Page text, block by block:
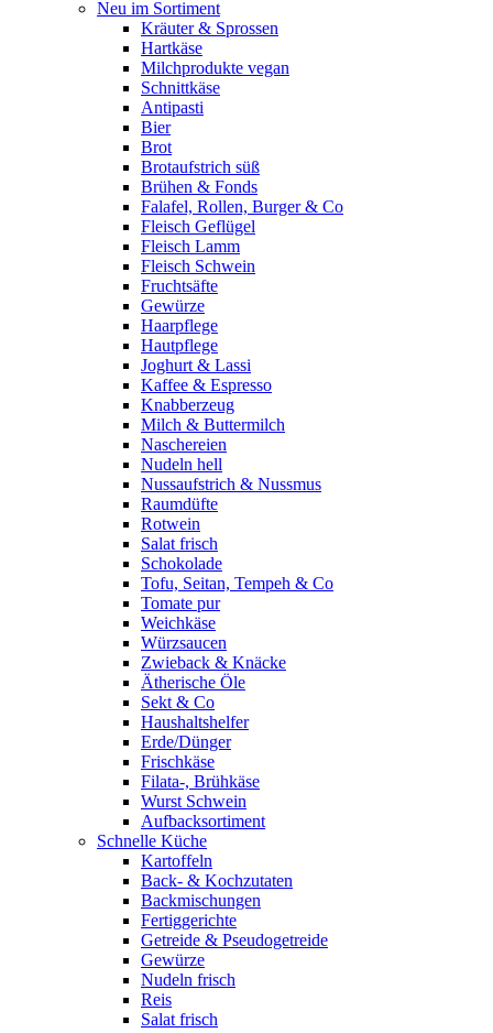
Neu im Sortiment
Kräuter & Sprossen
Hartkäse
Milchprodukte vegan
Schnittkäse
Antipasti
Bier
Brot
Brotaufstrich süß
Brühen & Fonds
Falafel, Rollen, Burger & Co
Fleisch Geflügel
Fleisch Lamm
Fleisch Schwein
Fruchtsäfte
Gewürze
Haarpflege
Hautpflege
Joghurt & Lassi
Kaffee & Espresso
Knabberzeug
Milch & Buttermilch
Naschereien
Nudeln hell
Nussaufstrich & Nussmus
Raumdüfte
Rotwein
Salat frisch
Schokolade
Tofu, Seitan, Tempeh & Co
Tomate pur
Weichkäse
Würzsaucen
Zwieback & Knäcke
Ätherische Öle
Sekt & Co
Haushaltshelfer
Erde/Dünger
Frischkäse
Filata-, Brühkäse
Wurst Schwein
Aufbacksortiment
Schnelle Küche
Kartoffeln
Back- & Kochzutaten
Backmischungen
Fertiggerichte
Getreide & Pseudogetreide
Gewürze
Nudeln frisch
Reis
Salat frisch